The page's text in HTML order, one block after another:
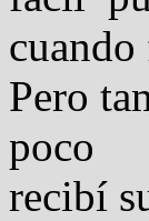
Pero
poco
recibí